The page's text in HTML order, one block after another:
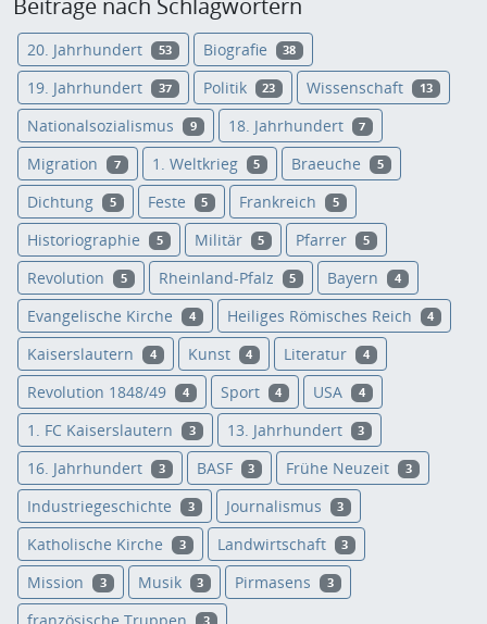
Beiträge nach Schlagwörtern
20. Jahrhundert 53 Biografie 38
19. Jahrhundert 37 Politik 23 Wissenschaft 13
Nationalsozialismus 9 18. Jahrhundert 7
Migration 7 1. Weltkrieg 5 Braeuche 5
Dichtung 5 Feste 5 Frankreich 5
Historiographie 5 Militär 5 Pfarrer 5
Revolution 5 Rheinland-Pfalz 5 Bayern 4
Evangelische Kirche 4 Heiliges Römisches Reich 4
Kaiserslautern 4 Kunst 4 Literatur 4
Revolution 1848/49 4 Sport 4 USA 4
1. FC Kaiserslautern 3 13. Jahrhundert 3
16. Jahrhundert 3 BASF 3 Frühe Neuzeit 3
Industriegeschichte 3 Journalismus 3
Katholische Kirche 3 Landwirtschaft 3
Mission 3 Musik 3 Pirmasens 3